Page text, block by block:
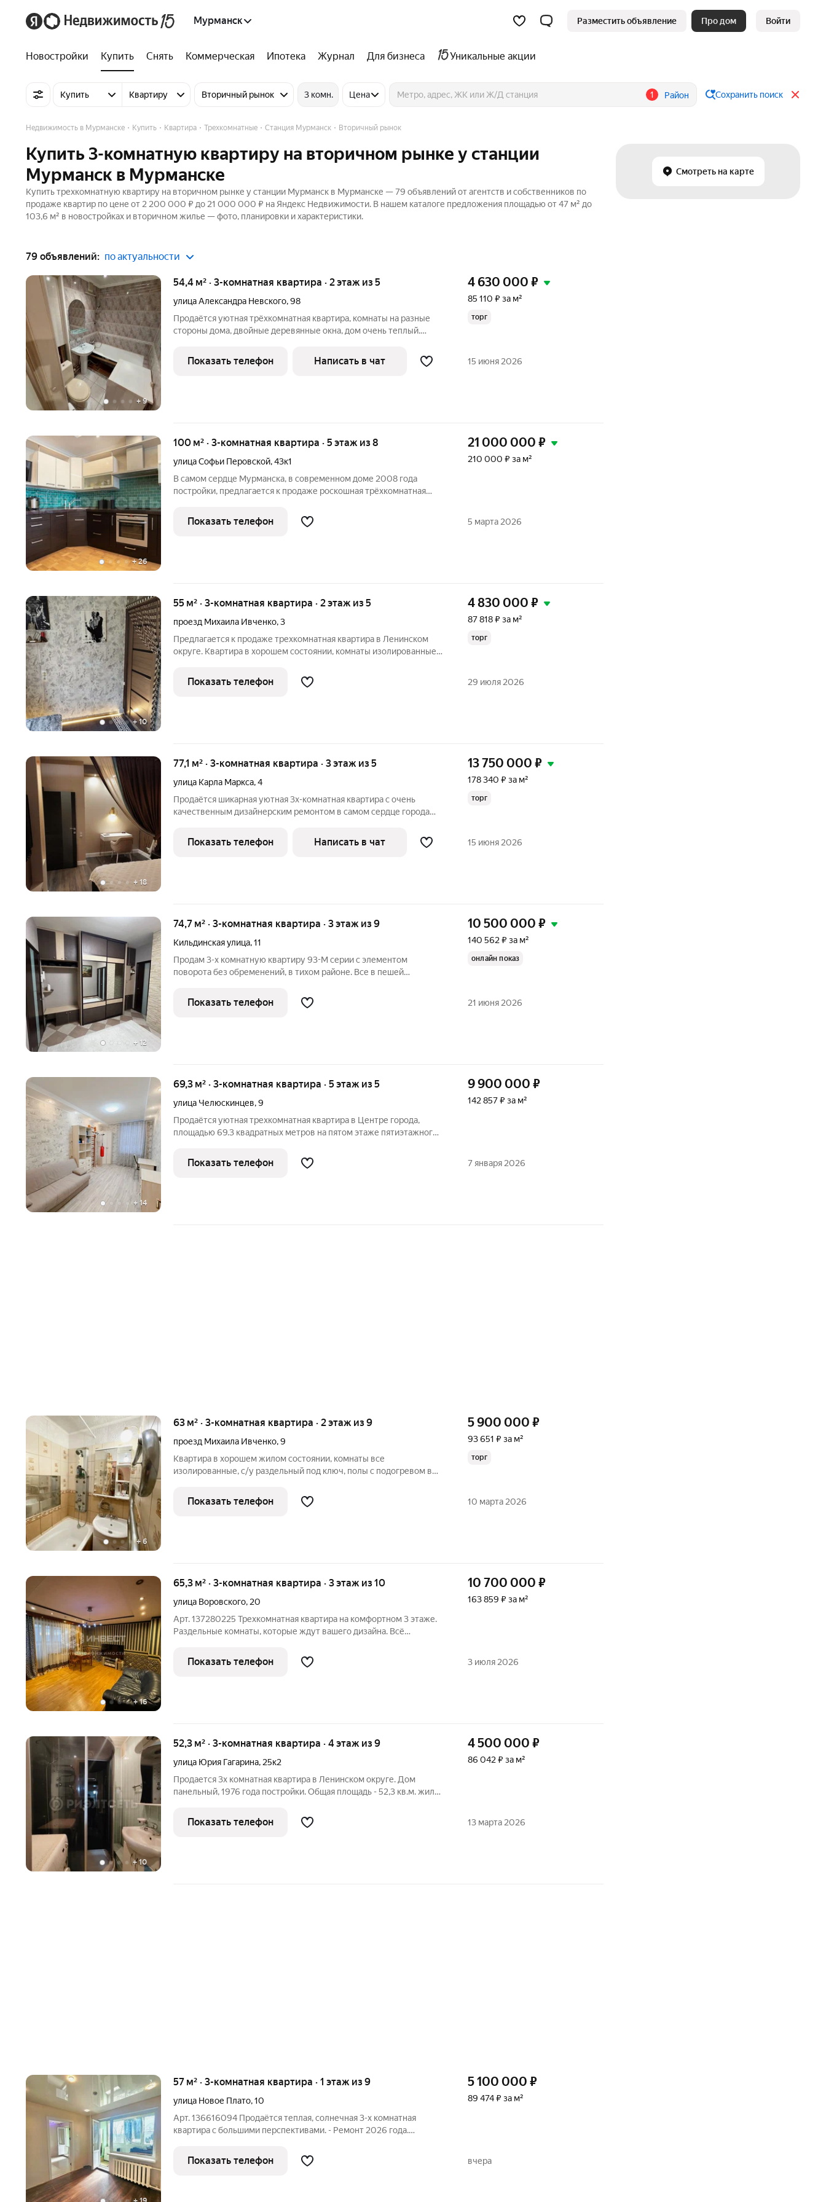
Мурманск Разместить объявление Про дом Войти
Новостройки Купить Снять Коммерческая Ипотека Журнал Для бизнеса Уникальные акции
Купить Квартиру Вторичный рынок 3 комн. Цена 1 Район Сохранить поиск
Смотреть на карте
Недвижимость в Мурманске Купить Квартира Трехкомнатные Станция Мурманск Вторичный рынок
Купить 3-комнатную квартиру на вторичном рынке у станции
Мурманск в Мурманске
Купить трехкомнатную квартиру на вторичном рынке у станции Мурманск в Мурманске — 79 объявлений от агентств и собственников по
продаже квартир по цене от 2 200 000 ₽ до 21 000 000 ₽ на Яндекс Недвижимости. В нашем каталоге предложения площадью от 47 м² до
103,6 м² в новостройках и вторичном жилье — фото, планировки и характеристики.
79 объявлений: по актуальности
+ 9
54,4 м² · 3-комнатная квартира · 2 этаж из 5
улица Александра Невского,98
Продаётся уютная трёхкомнатная квартира, комнаты на разные
стороны дома, двойные деревянные окна, дом очень теплый.
кирпичного дома. Развитая инфраструктура, в шаговой
доступности продуктовые
4 630 000 ₽
85 110 ₽ за м²
торг
Показать телефон Написать в чат 15 июня 2026
+26
100 м² · 3-комнатная квартира · 5 этаж из 8
улица Софьи Перовской,43к1
В самом сердце Мурманска, в современном доме 2008 года
постройки, предлагается к продаже роскошная трёхкомнатная
безопасностью, новая постройка с огороженной территорией,
видеонаблюдением и
21 000 000 ₽
210 000 ₽ за м²
Показать телефон 5 марта 2026
+10
55 м² · 3-комнатная квартира · 2 этаж из 5
проезд Михаила Ивченко,3
Предлагается к продаже трехкомнатная квартира в Ленинском
округе. Квартира в хорошем состоянии, комнаты изолированные
замена подводки, труб,счетчики, везде стеклопакеты. Встроенная
4 830 000 ₽
87 818 ₽ за м²
торг
Показать телефон 29 июля 2026
+ 18
77,1 м² · 3-комнатная квартира · 3 этаж из 5
улица Карла Маркса,4
Продаётся шикарная уютная 3х-комнатная квартира с очень
качественным дизайнерским ремонтом в самом сердце города
кирпичном доме, который вас порадует толщиной стен,
обеспечивающей отличную
13 750 000 ₽
178 340 ₽ за м²
торг
Показать телефон Написать в чат 15 июня 2026
+ 12
74,7 м² · 3-комнатная квартира · 3 этаж из 9
Кильдинская улица,11
Продам 3-х комнатную квартиру 93-М серии с элементом
поворота без обременений, в тихом районе. Все в пешей
собственности с 2009 года. Несовершеннолетних
нет.Узаконенная перепланировка.
10 500 000 ₽
140 562 ₽ за м²
онлайн показ
Показать телефон 21 июня 2026
+ 14
69,3 м² · 3-комнатная квартира · 5 этаж из 5
улица Челюскинцев,9
Продаётся уютная трехкомнатная квартира в Центре города,
площадью 69.3 квадратных метров на пятом этаже пятиэтажного
й квартал, улица Челюскинцев, дом 7. Жилая площадь составляет
9 900 000 ₽
142 857 ₽ за м²
Показать телефон 7 января 2026
+6
63 м² · 3-комнатная квартира · 2 этаж из 9
проезд Михаила Ивченко,9
Квартира в хорошем жилом состоянии, комнаты все
изолированные, с/у раздельный под ключ, полы с подогревом в
межкомнатных дверей, водонагреватель, мебель и техника по
согласованию, квартира для людей
5 900 000 ₽
93 651 ₽ за м²
торг
Показать телефон 10 марта 2026
+16
65,3 м² · 3-комнатная квартира · 3 этаж из 10
улица Воровского, 20
Арт. 137280225 Трехкомнатная квартира на комфортном 3 этаже.
Раздельные комнаты, которые ждут вашего дизайна. Всё
заменены. В ванной и туалете полы с подогревом (плитка), полы в
квартире
10 700 000 ₽
163 859 ₽ за м²
Показать телефон 3 июля 2026
+10
52,3 м² · 3-комнатная квартира · 4 этаж из 9
улица Юрия Гагарина, 25к2
Продается 3х комнатная квартира в Ленинском округе. Дом
панельный, 1976 года постройки. Общая площадь - 52,3 кв.м. жилая
Комната - 9,2 кв.м. кухня - 7,1 кв.м. Комнаты
4 500 000 ₽
86 042 ₽ за м²
Показать телефон 13 марта 2026
57 м² · 3-комнатная квартира · 1 этаж из 9
улица Новое Плато,10
Арт. 136616094 Продаётся теплая, солнечная 3-х комнатная
квартира с большими перспективами. - Ремонт 2026 года.
мечты! - Высокий 1-ый этаж. - Планировка смежно-изолированная:
спальня 10
5 100 000 ₽
89 474 ₽ за м²
Показать телефон вчера